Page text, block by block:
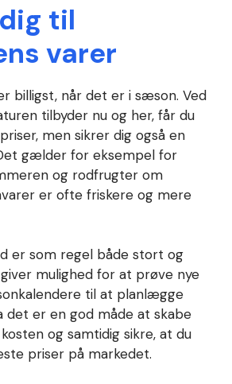
til
varer
billigst, når det er i sæson. Ved
tilbyder nu og her, får du
men sikrer dig også en
gælder for eksempel for
og rodfrugter om
er ofte friskere og mere
er som regel både stort og
mulighed for at prøve nye
til at planlægge
det er en god måde at skabe
og samtidig sikre, at du
priser på markedet.